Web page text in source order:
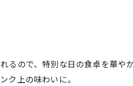
ので、特別な日の食卓を華や
ク上の味わいに。